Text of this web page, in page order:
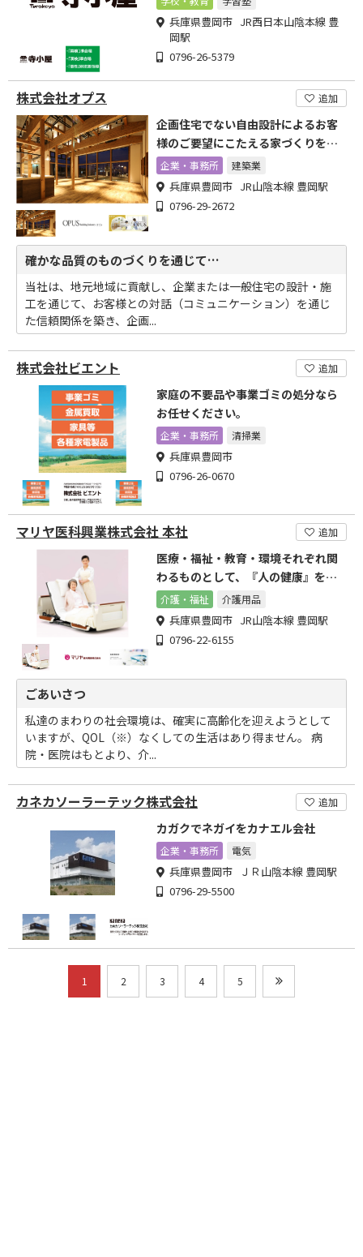
兵庫県豊岡市 JR西日本山陰本線 豊
岡駅
0796-26-5379
株式会社オプス 追加
企画住宅でない自由設計によるお客
様のご要望にこたえる家づくりを目
指します。
企業・事務所 建築業
兵庫県豊岡市 JR山陰本線 豊岡駅
0796-29-2672
確かな品質のものづくりを通じて…
当社は、地元地域に貢献し、企業または一般住宅の設計・施
工を通じて、お客様との対話（コミュニケーション）を通じ
た信頼関係を築き、企画...
株式会社ビエント 追加
家庭の不要品や事業ゴミの処分なら
お任せください。
企業・事務所 清掃業
兵庫県豊岡市
0796-26-0670
マリヤ医科興業株式会社 本社 追加
医療・福祉・教育・環境それぞれ関
わるものとして、『人の健康』を永
遠のテーマとして追求します
介護・福祉 介護用品
兵庫県豊岡市 JR山陰本線 豊岡駅
0796-22-6155
ごあいさつ
私達のまわりの社会環境は、確実に高齢化を迎えようとして
いますが、QOL（※）なくしての生活はあり得ません。 病
院・医院はもとより、介...
カネカソーラーテック株式会社 追加
カガクでネガイをカナエル会社
企業・事務所 電気
兵庫県豊岡市 ＪＲ山陰本線 豊岡駅
0796-29-5500
1 2 3 4 5